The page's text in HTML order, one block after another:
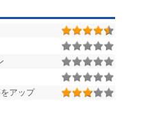
アップ